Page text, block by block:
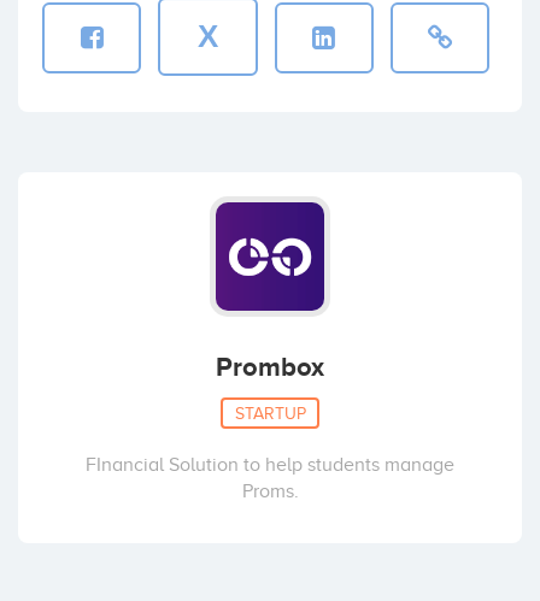
X
Prombox
STARTUP
FInancial Solution to help students manage
Proms.